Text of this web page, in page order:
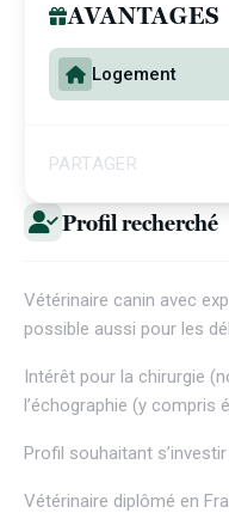
Profil recherché
Vétérinaire canin avec
possible aussi pour les
Intérêt pour la chirurgie
l’échographie (y compris
Profil souhaitant
Vétérinaire diplômé en
AVANTAGES
Logement
PARTAGER